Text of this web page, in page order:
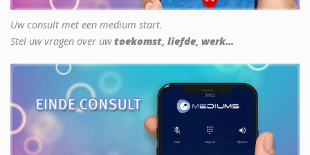
Uw consult met een medium start.
Stel uw vragen over uwtoekomst, liefde, werk...